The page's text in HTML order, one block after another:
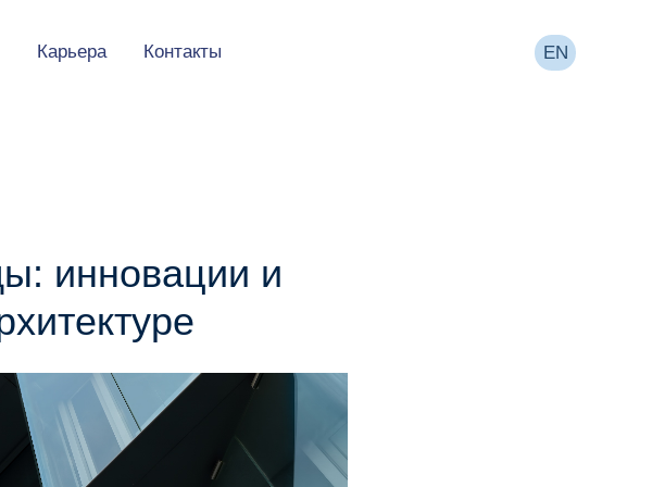
Карьера EN
Контакты
инновации и